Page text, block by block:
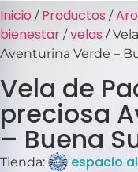
Inicio / Productos /
bienestar /velas /
Aventurina Verde –
Vela de
preciosa
– Buena
Tienda: espacio